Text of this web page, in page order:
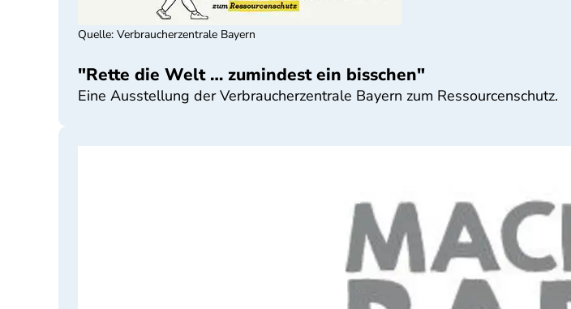
"Rette die Welt … zumindest ein bisschen"
Eine Ausstellung der Verbraucherzentrale Bayern zum Ressourcenschutz.
Quelle: Verbraucherzentrale Bayern